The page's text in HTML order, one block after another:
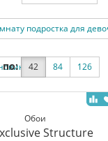
подростка для
по скидке
42 84 126
Обои
Structure